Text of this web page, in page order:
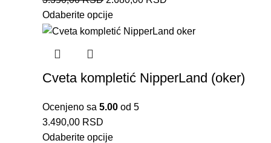
Odaberite opcije
Cveta kompletić NipperLand (oker)
Ocenjeno sa 5.00 od 5
3.490,00 RSD
Odaberite opcije